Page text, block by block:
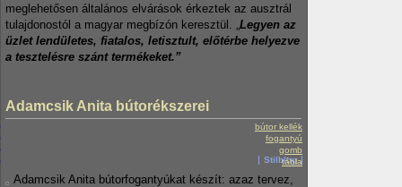
meglehetősen általános elvárások érkeztek az ausztrál
tulajdonostól a magyar megbízón keresztül. „ Legyen az
üzlet lendületes, fiatalos, letisztult, előtérbe helyezve
a tesztelésre szánt termékeket.”
Adamcsik Anita bútorékszerei
bútor kellék
fogantyú
gomb
tábla
Stilblog
Adamcsik Anita bútorfogantyúkat készít: azaz tervez,